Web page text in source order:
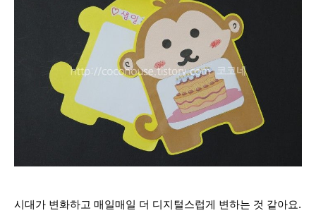
시대가 변화하고 매일매일 더 디지털스럽게 변하는 것 같아요.